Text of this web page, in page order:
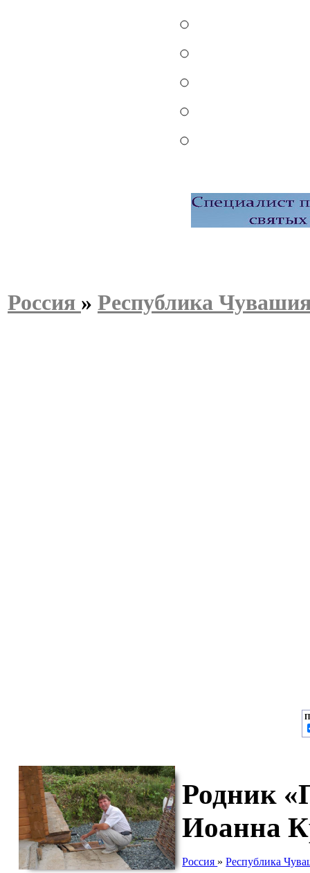
Россия » Республика
Родник
Иоанна
Россия »Республика